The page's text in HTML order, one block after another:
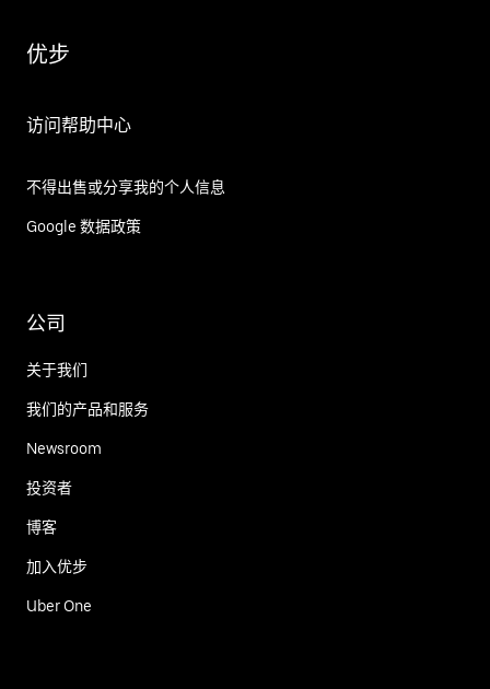
优步
访问帮助中心
不得出售或分享我的个人信息
Google 数据政策
公司
关于我们
我们的产品和服务
Newsroom
投资者
博客
加入优步
Uber One